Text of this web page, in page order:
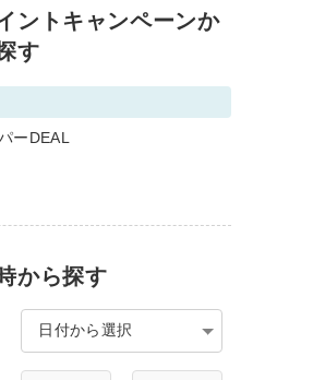
ントキャンペーンか
す
ーDEAL
から探す
日付から選択